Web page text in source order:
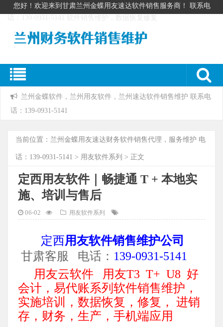
您好！欢迎来到甘肃兰州金蝶用友速达软件销售服务商！ 联系电
话：139-0931-5141 软件销售维护，数据恢复修复
兰州金蝶软件，兰州用友软件，兰州速达软件销售维护 联系电
话：139-0931-5141
当前位置： 兰州金蝶用友速达财务软件销售代理，服务维护 电
话：139-0931-5141 > 用友软件系列 > 正文
定西用友软件｜畅捷通 T + 本地实
施、培训与售后
06-02 用友软件系列
定西用友软件销售维护公司
甘肃客服 电话： 139-0931-5141
用友云软件 用友T3 T+ U8 好
会计，易代账系列软件销售维护，
实施培训，数据恢复，修复， 进销
存，财务，生产，手机端应用